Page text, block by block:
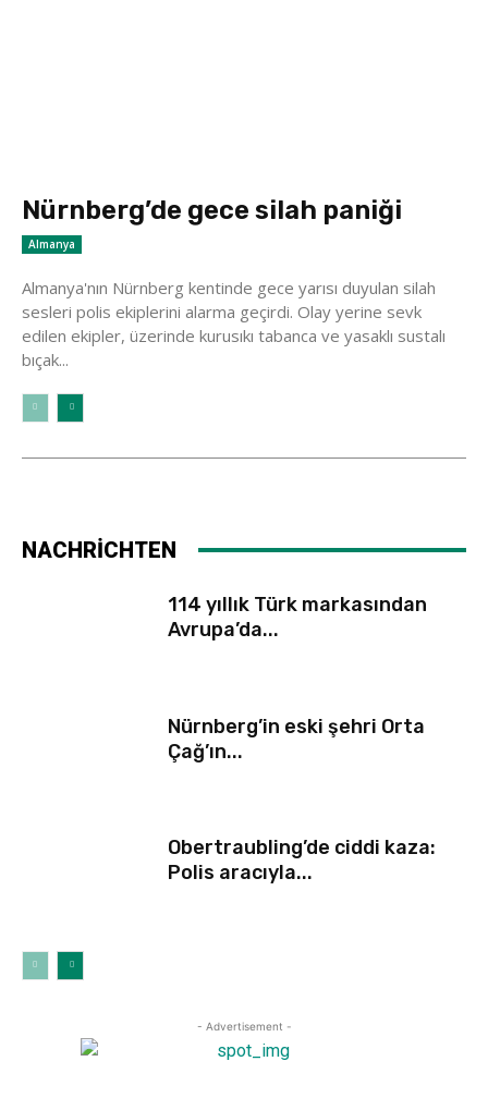
Nürnberg’de gece silah paniği
Almanya
Almanya'nın Nürnberg kentinde gece yarısı duyulan silah
sesleri polis ekiplerini alarma geçirdi. Olay yerine sevk
edilen ekipler, üzerinde kurusıkı tabanca ve yasaklı sustalı
bıçak...
NACHRİCHTEN
114 yıllık Türk markasından
Avrupa’da...
Nürnberg’in eski şehri Orta
Çağ’ın...
Obertraubling’de ciddi kaza:
Polis aracıyla...
- Advertisement -